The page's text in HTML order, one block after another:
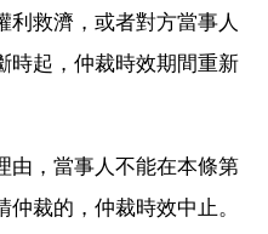
利救濟，或者對方當事人
時起，仲裁時效期間重新
由，當事人不能在本條第
裁的，仲裁時效中止。